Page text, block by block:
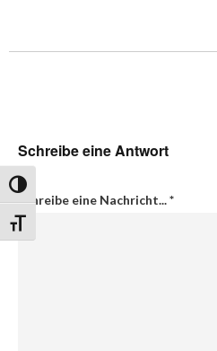
Umschalten auf hohe Kontraste
Schrift vergrößern
Schreibe eine Antwort
Schreibe eine Nachricht...*